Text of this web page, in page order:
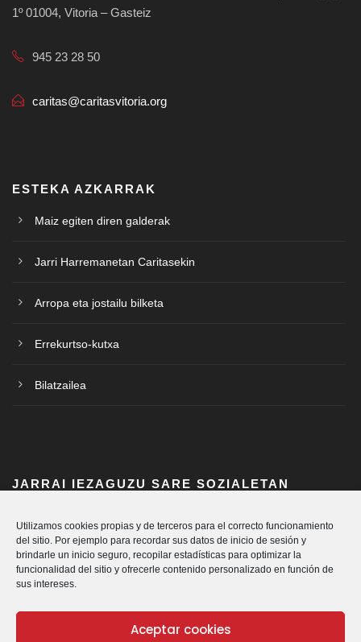
Utilizamos cookies propias y de terceros para el correcto funcionamiento
del sitio. Por ejemplo para recordar sus datos de inicio de sesión y
brindarle un inicio seguro, recopilar estadísticas para optimizar la
funcionalidad del sitio y ofrecerle contenido personalizado en función de
sus intereses.
Aceptar cookies
1º 01004, Vitoria – Gasteiz
945 23 28 50
caritas@caritasvitoria.org
ESTEKA AZKARRAK
Maiz egiten diren galderak
Jarri Harremanetan Caritasekin
Arropa eta jostailu bilketa
Errekurtso-kutxa
Bilatzailea
JARRAI IEZAGUZU SARE SOZIALETAN